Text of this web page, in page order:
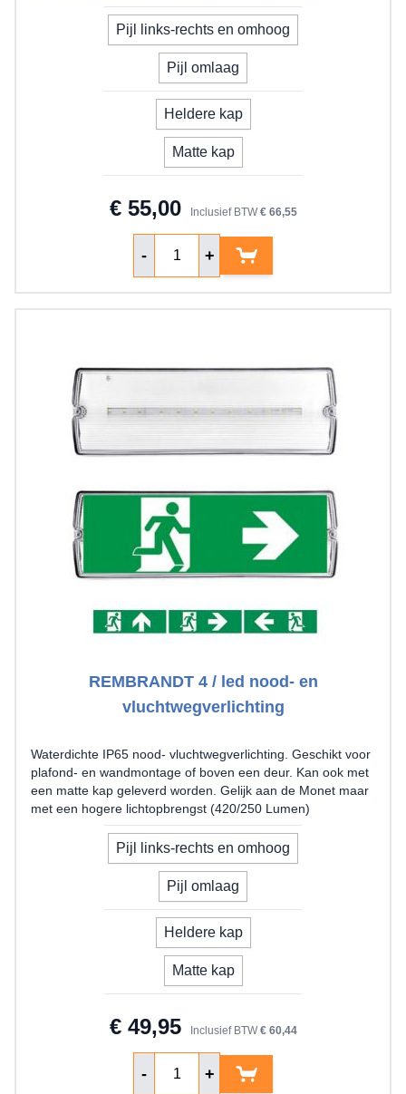
Uw pijlrichting
Pijl links-rechts en omhoog
Pijl omlaag
model
Heldere kap
Matte kap
€ 55,00 Inclusief BTW € 66,55
- +
REMBRANDT 4 / led nood- en
vluchtwegverlichting
Waterdichte IP65 nood- vluchtwegverlichting. Geschikt voor
plafond- en wandmontage of boven een deur. Kan ook met
een matte kap geleverd worden. Gelijk aan de Monet maar
met een hogere lichtopbrengst (420/250 Lumen)
Uw pijlrichting
Pijl links-rechts en omhoog
Pijl omlaag
model
Heldere kap
Matte kap
€ 49,95 Inclusief BTW € 60,44
- +